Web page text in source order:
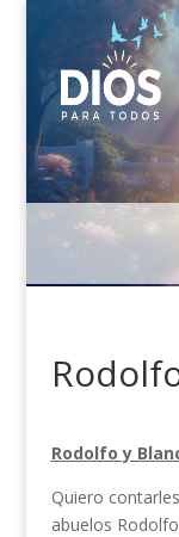
Rodolfo y
Quiero
abuelos